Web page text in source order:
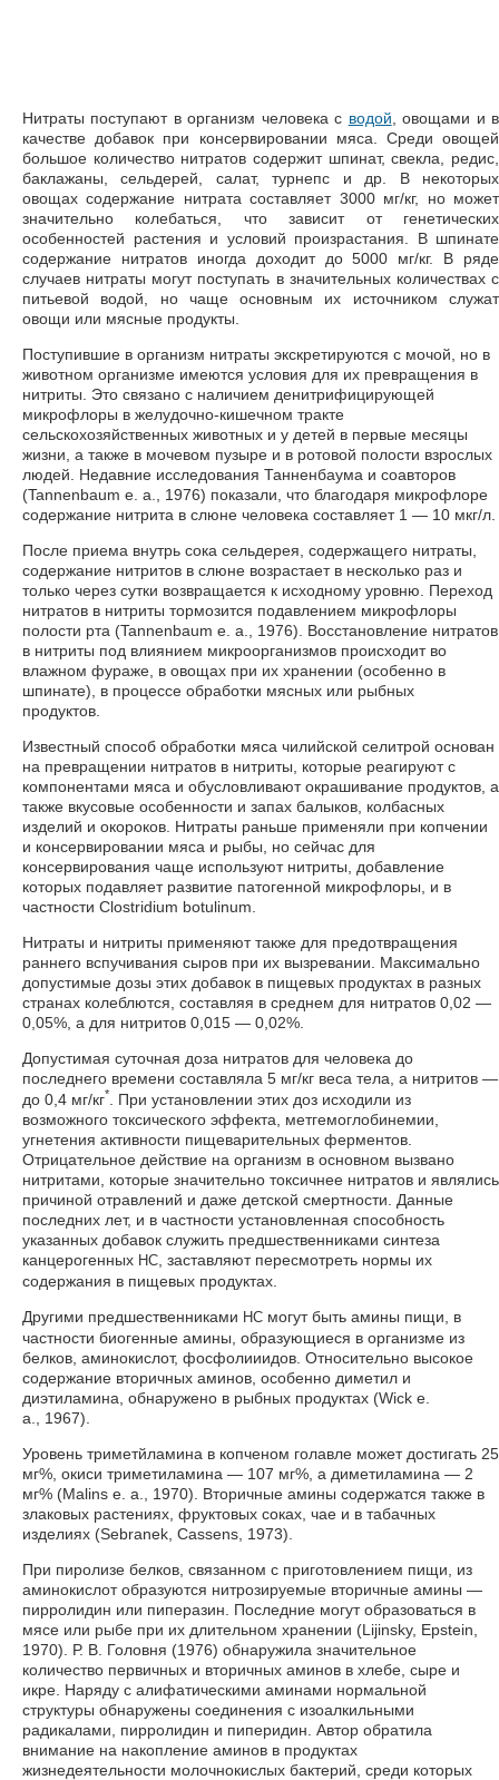
Нитраты поступают в организм человека с водой , овощами и в
качестве добавок при консервировании мяса. Среди овощей
большое количество нитратов содержит шпинат, свекла, редис,
баклажаны, сельдерей, салат, турнепс и др. В некоторых
овощах содержание нитрата составляет 3000 мг/кг, но может
значительно колебаться, что зависит от генетических
особенностей растения и условий произрастания. В шпинате
содержание нитратов иногда доходит до 5000 мг/кг. В ряде
случаев нитраты могут поступать в значительных количествах с
питьевой водой, но чаще основным их источником служат
овощи или мясные продукты.
Поступившие в организм нитраты экскретируются с мочой, но в
животном организме имеются условия для их превращения в
нитриты. Это связано с наличием денитрифицирующей
микрофлоры в желудочно-кишечном тракте
сельскохозяйственных животных и у детей в первые месяцы
жизни, а также в мочевом пузыре и в ротовой полости взрослых
людей. Недавние исследования Танненбаума и соавторов
(Tannenbaum е. а., 1976) показали, что благодаря микрофлоре
содержание нитрита в слюне человека составляет 1 — 10 мкг/л.
После приема внутрь сока сельдерея, содержащего нитраты,
содержание нитритов в слюне возрастает в несколько раз и
только через сутки возвращается к исходному уровню. Переход
нитратов в нитриты тормозится подавлением микрофлоры
полости рта (Tannenbaum е. а., 1976). Восстановление нитратов
в нитриты под влиянием микроорганизмов происходит во
влажном фураже, в овощах при их хранении (особенно в
шпинате), в процессе обработки мясных или рыбных
продуктов.
Известный способ обработки мяса чилийской селитрой основан
на превращении нитратов в нитриты, которые реагируют с
компонентами мяса и обусловливают окрашивание продуктов, а
также вкусовые особенности и запах балыков, колбасных
изделий и окороков. Нитраты раньше применяли при копчении
и консервировании мяса и рыбы, но сейчас для
консервирования чаще используют нитриты, добавление
которых подавляет развитие патогенной микрофлоры, и в
частности Clostridium botulinum.
Нитраты и нитриты применяют также для предотвращения
раннего вспучивания сыров при их вызревании. Максимально
допустимые дозы этих добавок в пищевых продуктах в разных
странах колеблются, составляя в среднем для нитратов 0,02 —
0,05%, а для нитритов 0,015 — 0,02%.
Допустимая суточная доза нитратов для человека до
последнего времени составляла 5 мг/кг веса тела, а нитритов —
до 0,4 мг/кг*
. При установлении этих доз исходили из
возможного токсического эффекта, метгемоглобинемии,
угнетения активности пищеварительных ферментов.
Отрицательное действие на организм в основном вызвано
нитритами, которые значительно токсичнее нитратов и являлись
причиной отравлений и даже детской смертности. Данные
последних лет, и в частности установленная способность
указанных добавок служить предшественниками синтеза
канцерогенных НС , заставляют пересмотреть нормы их
содержания в пищевых продуктах.
Другими предшественниками НС могут быть амины пищи, в
частности биогенные амины, образующиеся в организме из
белков, аминокислот, фосфолииидов. Относительно высокое
содержание вторичных аминов, особенно диметил и
диэтиламина, обнаружено в рыбных продуктах (Wick е.
а., 1967).
Уровень триметйламина в копченом голавле может достигать 25
мг%, окиси триметиламина — 107 мг%, а диметиламина — 2
мг% (Маlins е. а., 1970). Вторичные амины содержатся также в
злаковых растениях, фруктовых соках, чае и в табачных
изделиях (Sebranek, Cassens, 1973).
При пиролизе белков, связанном с приготовлением пищи, из
аминокислот образуются нитрозируемые вторичные амины —
пирролидин или пиперазин. Последние могут образоваться в
мясе или рыбе при их длительном хранении (Lijinsky, Epstein,
1970). Р. В. Головня (1976) обнаружила значительное
количество первичных и вторичных аминов в хлебе, сыре и
икре. Наряду с алифатическими аминами нормальной
структуры обнаружены соединения с изоалкильными
радикалами, пирролидин и пиперидин. Автор обратила
внимание на накопление аминов в продуктах
жизнедеятельности молочнокислых бактерий, среди которых